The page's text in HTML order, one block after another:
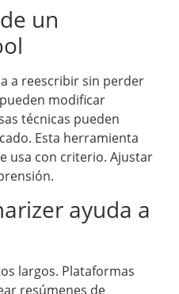
un
a reescribir sin perder
modificar
técnicas pueden
Esta herramienta
usa con criterio. Ajustar
ayuda a
largos. Plataformas
resúmenes de